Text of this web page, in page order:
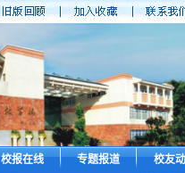
校报在线 专题报道 校友